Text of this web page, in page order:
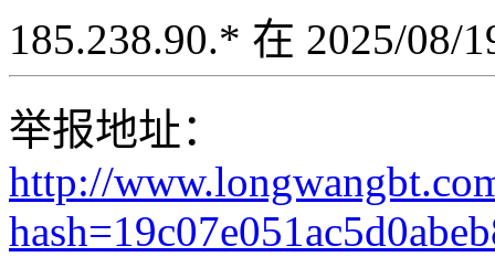
185.238.90.* 在 2025/08/
举报地址：
http://